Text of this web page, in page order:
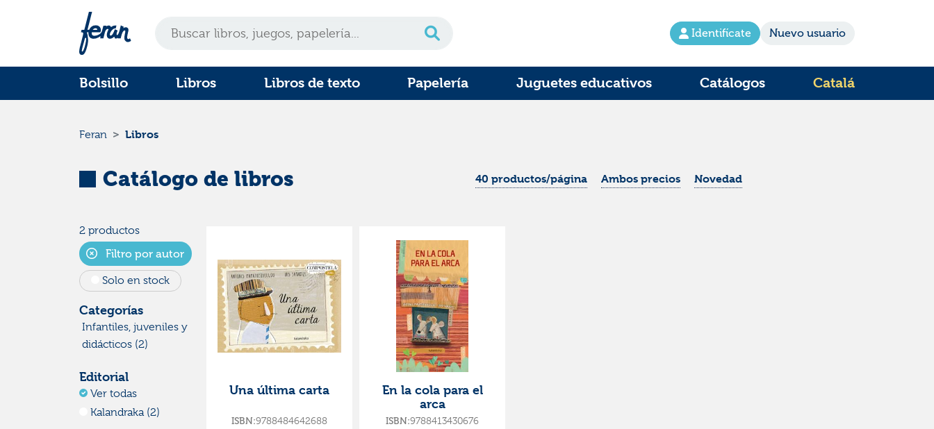
Identifícate Nuevo usuario
Bolsillo Libros Libros de texto Papelería Juguetes educativos Catálogos Catalá
Feran Libros
Catálogo de libros 40 productos/página Ambos precios Novedad
2 productos
Filtro por autor
Solo en stock
Categorías
Infantiles, juveniles y
didácticos (2)
Editorial
Ver todas
Kalandraka (2)
Una última carta
ISBN:9788484642688
En la cola para el
arca
ISBN:9788413430676